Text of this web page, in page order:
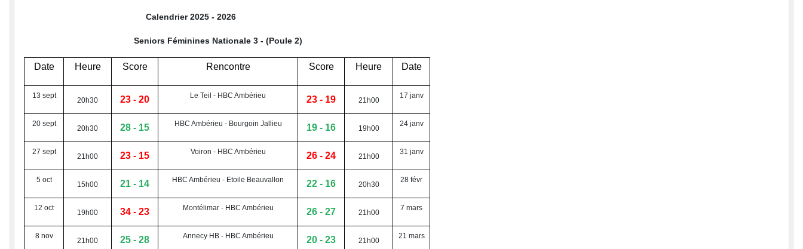
Calendrier 2025 - 2026
Seniors Féminines Nationale 3 - (Poule 2)
Date Heure Score Rencontre Score Heure Date
13 sept
20h30 23 - 20 Le Teil - HBC Ambérieu 23 - 19 21h00
17 janv
20 sept
20h30 28 - 15 HBC Ambérieu - Bourgoin Jallieu 19 - 16 19h00
24 janv
27 sept
21h00 23 - 15 Voiron - HBC Ambérieu 26 - 24 21h00
31 janv
5 oct
15h00 21 - 14 HBC Ambérieu - Etoile Beauvallon 22 - 16 20h30
28 févr
12 oct
19h00 34 - 23 Montélimar - HBC Ambérieu 26 - 27 21h00
7 mars
8 nov
21h00 25 - 28 Annecy HB - HBC Ambérieu 20 - 23 21h00
21 mars